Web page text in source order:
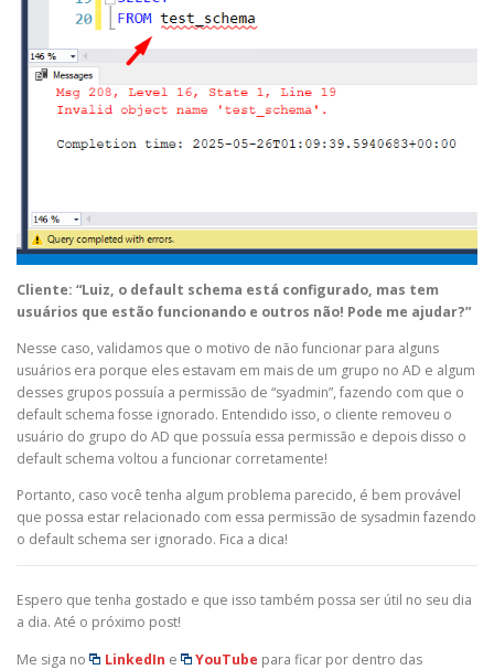
Cliente: “Luiz, o default schema está configurado, mas tem
usuários que estão funcionando e outros não! Pode me ajudar?”
Nesse caso, validamos que o motivo de não funcionar para alguns
usuários era porque eles estavam em mais de um grupo no AD e algum
desses grupos possuía a permissão de “syadmin”, fazendo com que o
default schema fosse ignorado. Entendido isso, o cliente removeu o
usuário do grupo do AD que possuía essa permissão e depois disso o
default schema voltou a funcionar corretamente!
Portanto, caso você tenha algum problema parecido, é bem provável
que possa estar relacionado com essa permissão de sysadmin fazendo
o default schema ser ignorado. Fica a dica!
Espero que tenha gostado e que isso também possa ser útil no seu dia
a dia. Até o próximo post!
Me siga no
LinkedIn e YouTube para ficar por dentro das